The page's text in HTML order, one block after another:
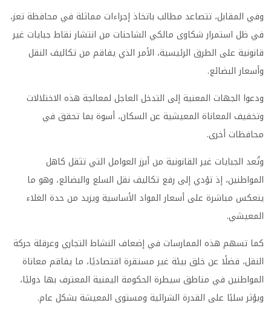
وفي المقابل، تتصاعد مطالب باتخاذ إجراءات مماثلة في محافظة تعز،
في ظل استمرار شكاوى مالكي الشاحنات من انتشار نقاط جبايات غير
قانونية على الطرق الرئيسية، الأمر الذي يفاقم من تكاليف النقل
وأسعار البضائع.
ودعوا الجهات المعنية إلى التدخل العاجل لمعالجة هذه الاختلالات
وتخفيف المعاناة المعيشية عن السكان، أسوة بما تحقق في
محافظات أخرى.
وتُعد الجبايات غير القانونية من أبرز العوامل التي تثقل كاهل
المواطنين، إذ تؤدي إلى رفع تكاليف نقل السلع والبضائع، وهو ما
ينعكس مباشرة على أسعار المواد الأساسية ويزيد من حدة الغلاء
المعيشي.
كما تسهم هذه الممارسات في إضعاف النشاط التجاري وعرقلة حركة
النقل، فضلًا عن خلق بيئة غير مستقرة اقتصاديًا، ما يفاقم معاناة
المواطنين في مناطق سيطرة الحكومة اليمنية المعترف بها دوليًا،
ويؤثر سلبًا على القدرة الشرائية ومستوى المعيشة بشكل عام.